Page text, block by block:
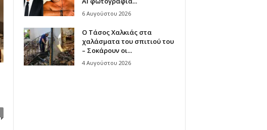
6 Αυγούστου 2026
Ο Τάσος Χαλκιάς στα
χαλάσματα του σπιτιού του
– Σοκάρουν οι...
4 Αυγούστου 2026